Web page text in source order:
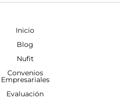
Inicio
Blog
Nufit
Convenios
Empresariales
Evaluación